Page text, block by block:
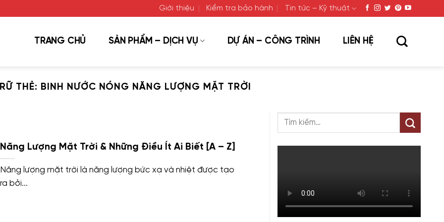
Giới thiệu Kiểm tra bảo hành Tin tức – Kỹ thuật
TRANG CHỦ SẢN PHẨM – DỊCH VỤ DỰ ÁN – CÔNG TRÌNH LIÊN HỆ
THẺ: BINH NƯỚC NÓNG NĂNG LƯỢNG MẶT TRỜI
Năng Lượng Mặt Trời & Những Điều Ít Ai Biết [A – Z]
Năng lượng mặt trời là năng lượng bức xạ và nhiệt được tạo
ra bởi...